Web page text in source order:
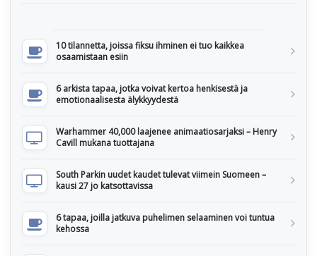
10 tilannetta, joissa fiksu ihminen ei tuo kaikkea
osaamistaan esiin
6 arkista tapaa, jotka voivat kertoa henkisestä ja
emotionaalisesta älykkyydestä
Warhammer 40,000 laajenee animaatiosarjaksi – Henry
Cavill mukana tuottajana
South Parkin uudet kaudet tulevat viimein Suomeen –
kausi 27 jo katsottavissa
6 tapaa, joilla jatkuva puhelimen selaaminen voi tuntua
kehossa